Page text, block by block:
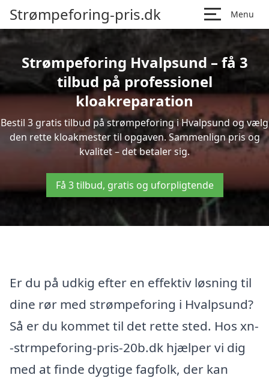
Strømpeforing-pris.dk Menu
Strømpeforing Hvalpsund – få 3
tilbud på professionel
kloakreparation
Bestil 3 gratis tilbud på strømpeforing i Hvalpsund og vælg
den rette kloakmester til opgaven. Sammenlign pris og
kvalitet – det betaler sig.
Få 3 tilbud, gratis og uforpligtende
Er du på udkig efter en effektiv løsning til
dine rør med strømpeforing i Hvalpsund?
Så er du kommet til det rette sted. Hos xn-
-strmpeforing-pris-20b.dk hjælper vi dig
med at finde dygtige fagfolk, der kan